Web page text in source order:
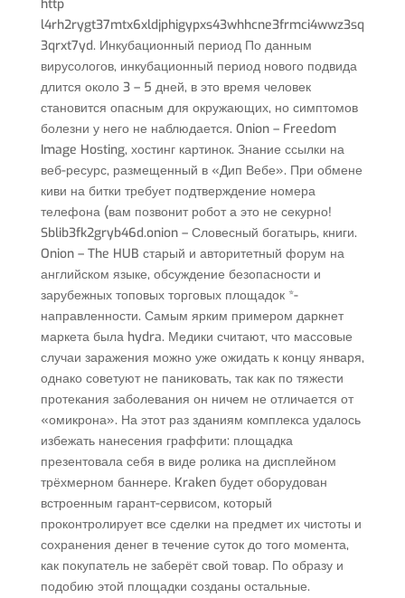
http
l4rh2rygt37mtx6xldjphigypxs43whhcne3frmci4wwz3sq
3qrxt7yd. Инкубационный период По данным
вирусологов, инкубационный период нового подвида
длится около 3 – 5 дней, в это время человек
становится опасным для окружающих, но симптомов
болезни у него не наблюдается. Onion – Freedom
Image Hosting, хостинг картинок. Знание ссылки на
веб-ресурс, размещенный в «Дип Вебе». При обмене
киви на битки требует подтверждение номера
телефона (вам позвонит робот а это не секурно!
Sblib3fk2gryb46d.onion – Словесный богатырь, книги.
Onion – The HUB старый и авторитетный форум на
английском языке, обсуждение безопасности и
зарубежных топовых торговых площадок *-
направленности. Самым ярким примером даркнет
маркета была hydra. Медики считают, что массовые
случаи заражения можно уже ожидать к концу января,
однако советуют не паниковать, так как по тяжести
протекания заболевания он ничем не отличается от
«омикрона». На этот раз зданиям комплекса удалось
избежать нанесения граффити: площадка
презентовала себя в виде ролика на дисплейном
трёхмерном баннере. Kraken будет оборудован
встроенным гарант-сервисом, который
проконтролирует все сделки на предмет их чистоты и
сохранения денег в течение суток до того момента,
как покупатель не заберёт свой товар. По образу и
подобию этой площадки созданы остальные.